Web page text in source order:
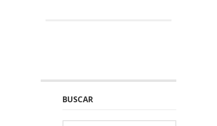
BUSCAR